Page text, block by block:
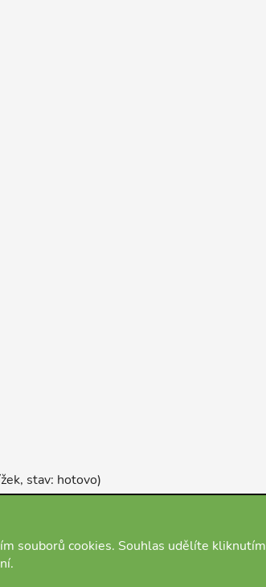
stav: hotovo)
souborů cookies. Souhlas udělíte kliknutím